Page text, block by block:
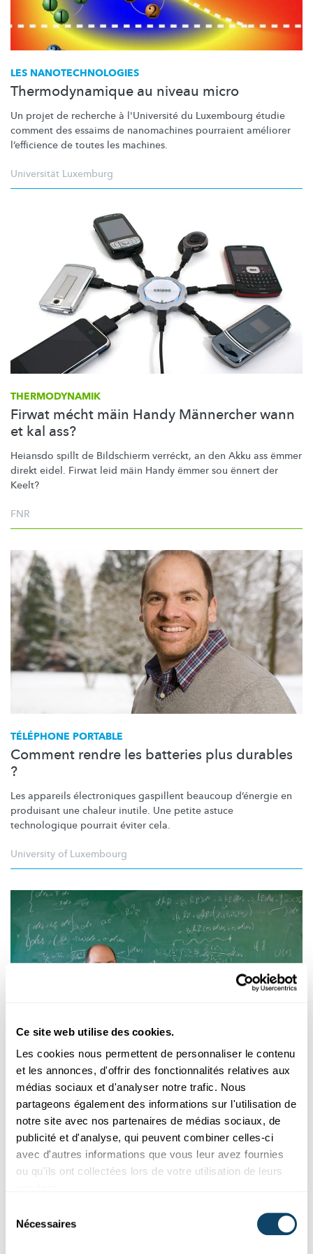
Ce site web utilise des cookies.
Les cookies nous permettent de personnaliser le contenu
et les annonces, d'offrir des fonctionnalités relatives aux
médias sociaux et d'analyser notre trafic. Nous
partageons également des informations sur l'utilisation de
notre site avec nos partenaires de médias sociaux, de
publicité et d'analyse, qui peuvent combiner celles-ci
avec d'autres informations que vous leur avez fournies
ou qu'ils ont collectées lors de votre utilisation de leurs
Nécessaires
LES NANOTECHNOLOGIES
Thermodynamique au niveau micro
Un projet de recherche à l'Université du Luxembourg étudie
comment des essaims de nanomachines pourraient améliorer
l’efficience de toutes les machines.
Universität Luxemburg
THERMODYNAMIK
Firwat mécht mäin Handy Männercher wann
et kal ass?
Heiansdo spillt de Bildschierm verréckt, an den Akku ass ëmmer
direkt eidel. Firwat leid mäin Handy ëmmer sou ënnert der
Keelt?
FNR
TÉLÉPHONE PORTABLE
Comment rendre les batteries plus durables
?
Les appareils électroniques gaspillent beaucoup d’énergie en
produisant une chaleur inutile. Une petite astuce
technologique pourrait éviter cela.
University of Luxembourg
LA THERMODYNAMIQUE STOCHASTIQUE
Contrôler les mouvements à l’échelle
nanométrique
Du fait des oscillations thermiques, les nanosystèmes sont
constamment en mouvement. La connaissance de ces
mouvements est un préalable à l'utilisation efficace de ces
systèmes.